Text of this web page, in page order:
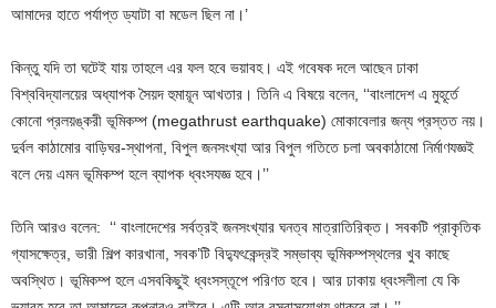
আমাদের হাতে পর্যাপ্ত ড্যাটা বা মডেল ছিল না।’
কিন্তু যদি তা ঘটেই যায় তাহলে এর ফল হবে ভয়াবহ। এই গবেষক দলে আছেন ঢাকা
বিশ্ববিদ্যালয়ের অধ্যাপক সৈয়দ হুমায়ূন আখতার। তিনি এ বিষয়ে বলেন, ‘‘বাংলাদেশ এ মুহূর্তে
কোনো প্রলয়ঙ্করী ভূমিকম্প (megathrust earthquake) মোকাবেলার জন্য প্রস্তত নয়।
দুর্বল কাঠামোর বাড়িঘর-স্থাপনা, বিপুল জনসংখ্যা আর বিপুল গতিতে চলা অবকাঠামো নির্মাণযজ্ঞই
বলে দেয় এমন ভূমিকম্প হলে ব্যাপক ধ্বংসযজ্ঞ হবে।’’
তিনি আরও বলেন: ‘‘ বাংলাদেশের সর্বত্রই জনসংখ্যার ঘনত্ব মাত্রাতিরিক্ত। সবকটি প্রাকৃতিক
গ্যাসক্ষেত্র, ভারী শিল্প কারখানা, সবক’টি বিদ্যুৎকেন্দ্রই সম্ভাব্য ভূমিকম্পস্থলের খুব কাছে
অবস্থিত। ভূমিকম্প হলে এসবকিছুই ধ্বংসস্তূপে পরিণত হবে। আর ঢাকায় ধ্বংসলীলা যে কি